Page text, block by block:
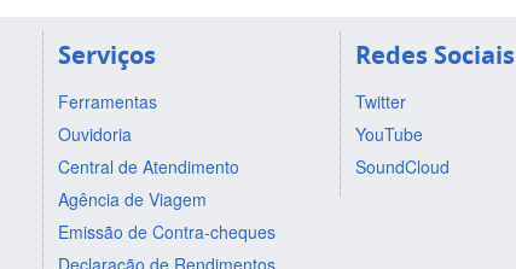
Serviços
Ferramentas
Ouvidoria
Central de Atendimento
Agência de Viagem
Emissão de Contra-cheques
Declaração de Rendimentos
Redes Sociais
Twitter
YouTube
SoundCloud